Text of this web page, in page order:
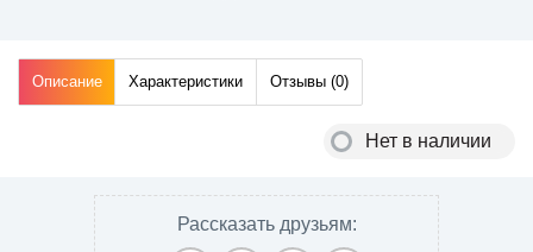
Описание Характеристики Отзывы (0)
Нет в наличии
Рассказать друзьям: